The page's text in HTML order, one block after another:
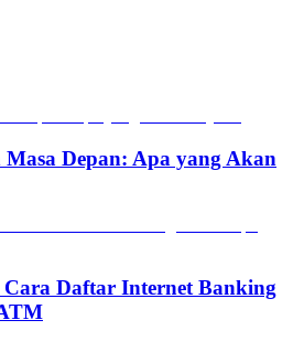
Depan: Apa yang Akan
Daftar Internet Banking